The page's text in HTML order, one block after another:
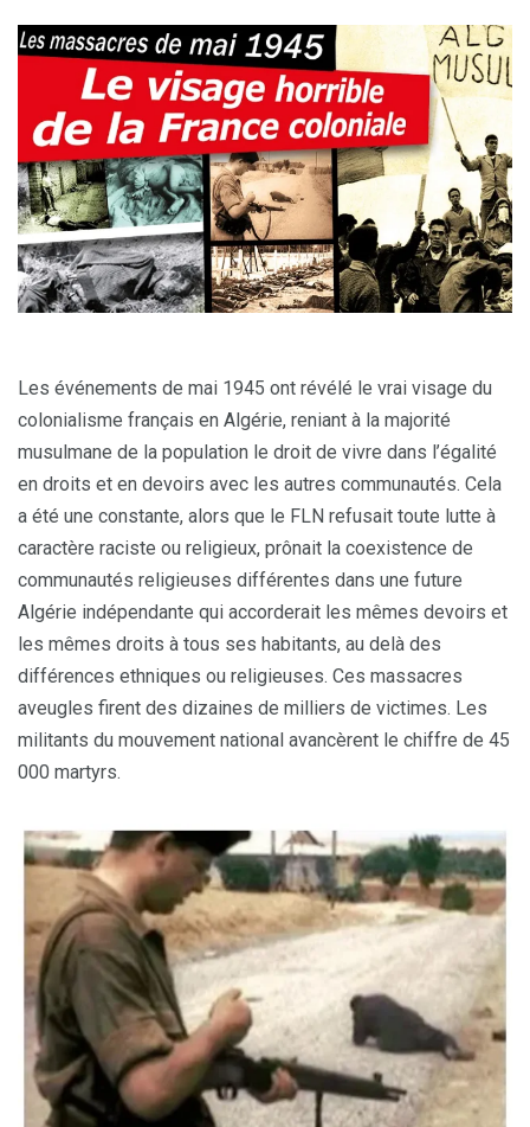
Les événements de mai 1945 ont révélé le vrai visage du
colonialisme français en Algérie, reniant à la majorité
musulmane de la population le droit de vivre dans l’égalité
en droits et en devoirs avec les autres communautés. Cela
a été une constante, alors que le FLN refusait toute lutte à
caractère raciste ou religieux, prônait la coexistence de
communautés religieuses différentes dans une future
Algérie indépendante qui accorderait les mêmes devoirs et
les mêmes droits à tous ses habitants, au delà des
différences ethniques ou religieuses. Ces massacres
aveugles firent des dizaines de milliers de victimes. Les
militants du mouvement national avancèrent le chiffre de 45
000 martyrs.